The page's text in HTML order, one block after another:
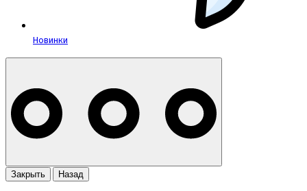
Новинки
Закрыть Назад